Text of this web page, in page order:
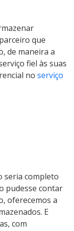
que
de maneira a
fiel às suas
no serviço
seria completo
pudesse contar
oferecemos a
E
com